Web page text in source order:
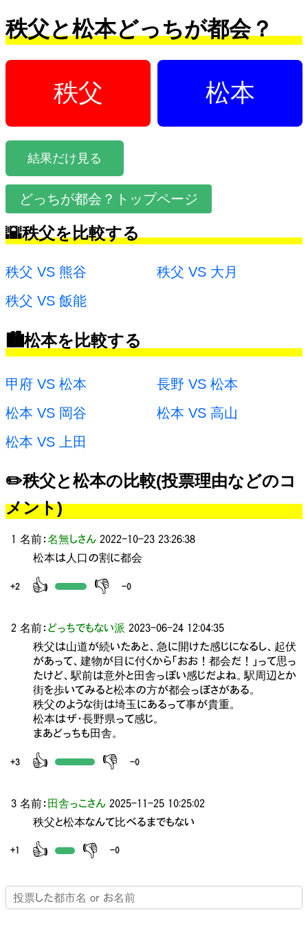
秩父と松本どっちが都会？
秩父 松本
結果だけ見る
どっちが都会？トップページ
🌇秩父を比較する
秩父 VS 熊谷
秩父 VS 大月
秩父 VS 飯能
🏙️松本を比較する
甲府 VS 松本
長野 VS 松本
松本 VS 岡谷
松本 VS 高山
松本 VS 上田
✏️秩父と松本の比較(投票理由などのコ
メント)
1 名前：名無しさん 2022-10-23 23:26:38
松本は人口の割に都会
+2 👍 👎 -0
2 名前：どっちでもない派 2023-06-24 12:04:35
秩父は山道が続いたあと、急に開けた感じになるし、起伏
があって、建物が目に付くから「おお！都会だ！」って思っ
たけど、駅前は意外と田舎っぽい感じだよね。駅周辺とか
街を歩いてみると松本の方が都会っぽさがある。
秩父のような街は埼玉にあるって事が貴重。
松本はザ・長野県って感じ。
まあどっちも田舎。
+3 👍 👎 -0
3 名前： 田舎っこさん 2025-11-25 10:25:02
秩父と松本なんて比べるまでもない
+1 👍 👎 -0